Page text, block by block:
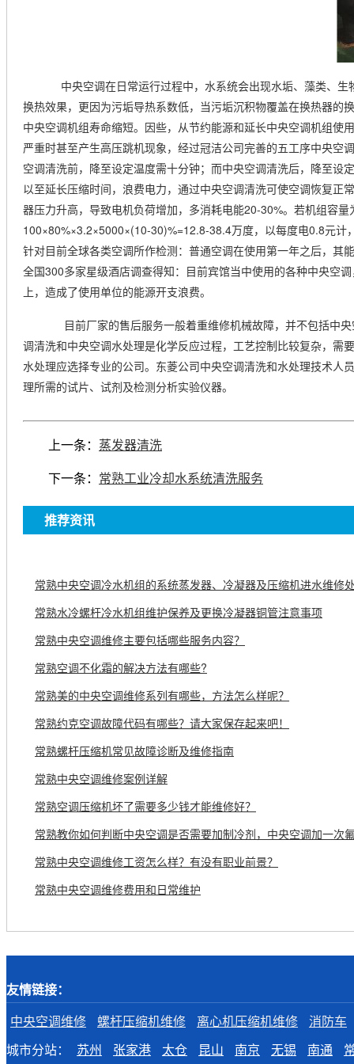
中央空调在日常运行过程中，水系统会出现水垢、藻类、
换热效果，更因为污垢导热系数低，当污垢沉积物覆盖在换热器
中央空调机组寿命缩短。因些，从节约能源和延长中央空调机组
严重时甚至产生高压跳机现象，经过冠洁公司完善的五工序中央
空调清洗前，降至设定温度需十分钟；而中央空调清洗后，降至
以至延长压缩时间，浪费电力，通过中央空调清洗可使空调恢复
器压力升高，导致电机负荷增加，多消耗电能20-30%。若机组容
100×80%×3.2×5000×(10-30)%=12.8-38.4万度，以每度电0.8元
针对目前全球各类空调所作检测：普通空调在使用第一年之后，
全国300多家星级酒店调查得知：目前宾馆当中使用的各种中央空
上，造成了使用单位的能源开支浪费。
目前厂家的售后服务一般着重维修机械故障，并不包括中
调清洗和中央空调水处理是化学反应过程，工艺控制比较复杂，
水处理应选择专业的公司。东菱公司中央空调清洗和水处理技术
理所需的试片、试剂及检测分析实验仪器。
上一条： 蒸发器清洗
下一条： 常熟工业冷却水系统清洗服务
推荐资讯
常熟中央空调冷水机组的系统蒸发器、冷凝器及压缩机进水维修
常熟水冷螺杆冷水机组维护保养及更换冷凝器铜管注意事项
常熟中央空调维修主要包括哪些服务内容？
常熟空调不化霜的解决方法有哪些?
常熟美的中央空调维修系列有哪些，方法怎么样呢？
常熟约克空调故障代码有哪些？请大家保存起来吧！
常熟螺杆压缩机常见故障诊断及维修指南
常熟中央空调维修案例详解
常熟空调压缩机坏了需要多少钱才能维修好？
常熟教你如何判断中央空调是否需要加制冷剂，中央空调加一次
常熟中央空调维修工资怎么样？有没有职业前景？
常熟中央空调维修费用和日常维护
友情链接：
中央空调维修
螺杆压缩机维修 离心机压缩机维修
消防车
城市分站：
苏州 张家港 太仓 昆山 南京 无锡 南通